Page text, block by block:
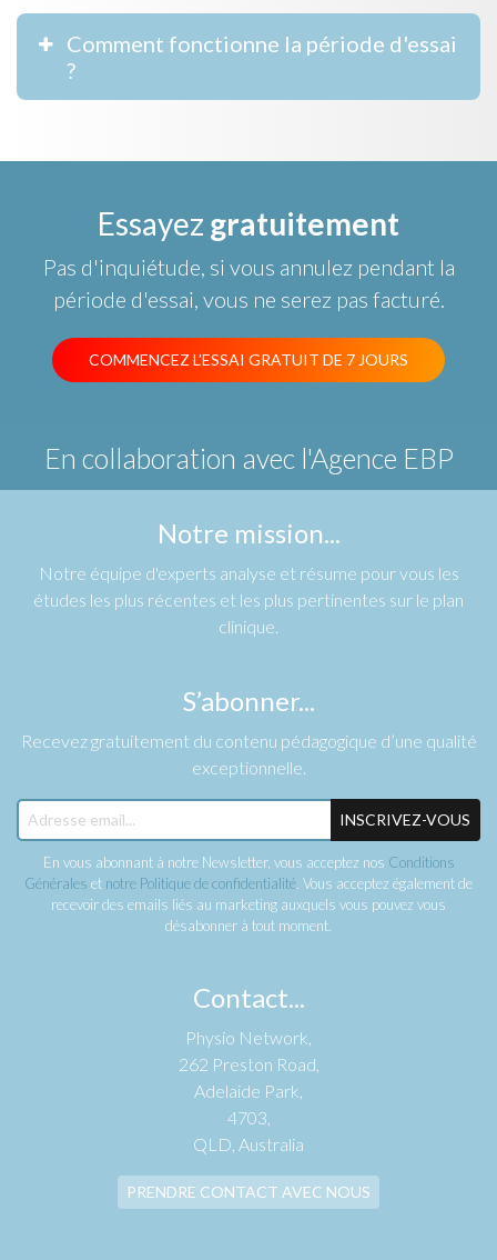
Comment fonctionne la période d'essai
?
Essayez gratuitement
Pas d'inquiétude, si vous annulez pendant la
période d'essai, vous ne serez pas facturé.
COMMENCEZ L’ESSAI GRATUIT DE 7 JOURS
En collaboration avec l'Agence EBP
Notre mission...
Notre équipe d'experts analyse et résume pour vous les
études les plus récentes et les plus pertinentes sur le plan
clinique.
S’abonner...
Recevez gratuitement du contenu pédagogique d’une qualité
exceptionnelle.
INSCRIVEZ-VOUS
En vous abonnant à notre Newsletter, vous acceptez nos Conditions
Générales et notre Politique de confidentialité . Vous acceptez également de
recevoir des emails liés au marketing auxquels vous pouvez vous
désabonner à tout moment.
Contact...
Physio Network,
262 Preston Road,
Adelaide Park,
4703,
QLD, Australia
PRENDRE CONTACT AVEC NOUS